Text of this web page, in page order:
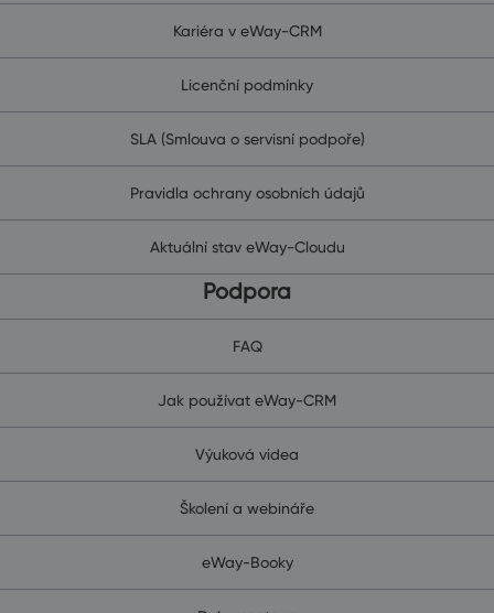
Kariéra v eWay-CRM
Licenční podmínky
SLA (Smlouva o servisní podpoře)
Pravidla ochrany osobních údajů
Aktuální stav eWay-Cloudu
Podpora
FAQ
Jak používat eWay-CRM
Výuková videa
Školení a webináře
eWay-Booky